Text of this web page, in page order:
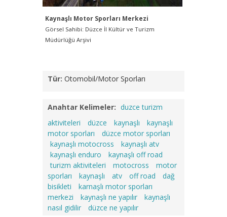
Kaynaşlı Motor Sporları Merkezi
Görsel Sahibi: Düzce İl Kültür ve Turizm
Müdürlüğü Arşivi
Tür: Otomobil/Motor Sporları
Anahtar Kelimeler: duzce turizm
aktiviteleri
düzce kaynaşlı
kaynaşlı
motor sporları
düzce motor sporları
kaynaşlı motocross
kaynaşlı atv
kaynaşlı enduro
kaynaşlı off road
turizm aktiviteleri
motocross
motor
sporları
kaynaşlı atv off road
dağ
bisikleti
karnaşlı motor sporları
merkezi
kaynaşlı ne yapılır
kaynaşlı
nasıl gidilir
düzce ne yapılır